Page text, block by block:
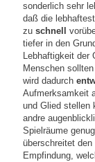
sonderlich sehr
daß die
zu schnell
tiefer in den
Lebhaftigkeit der
Menschen
wird dadurch
Aufmerksamkeit
und Glied stellen
andre
Spielräume
überschreitet den
Empfindung,